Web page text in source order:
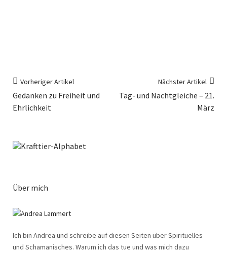
Vorheriger Artikel
Gedanken zu Freiheit und
Ehrlichkeit
Nächster Artikel
Tag- und Nachtgleiche – 21.
März
Über mich
Ich bin Andrea und schreibe auf diesen Seiten über Spirituelles
und Schamanisches. Warum ich das tue und was mich dazu